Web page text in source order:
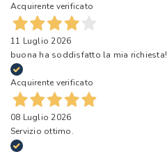
Acquirente verificato
11 Luglio 2026
buona ha soddisfatto la mia richiesta!
Acquirente verificato
08 Luglio 2026
Servizio ottimo.